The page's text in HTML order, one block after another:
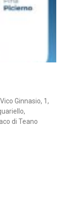
Ginnasio, 1,
di Teano